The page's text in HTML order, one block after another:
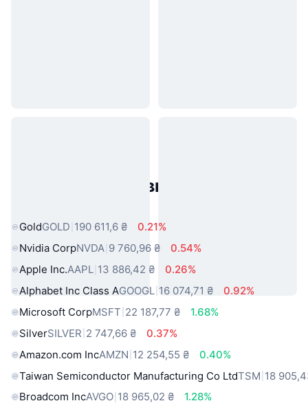
Популярні активи реального
GoldGOLD 190 611,6 ₴
0.21%
Nvidia CorpNVDA 9 760,96 ₴
0.54%
Apple Inc.AAPL 13 886,42 ₴
0.26%
Alphabet Inc Class AGOOGL 16 074,71 ₴
0.92%
Microsoft CorpMSFT 22 187,77 ₴
1.68%
SilverSILVER 2 747,66 ₴
0.37%
Amazon.com IncAMZN 12 254,55 ₴
0.40%
Taiwan Semiconductor Manufacturing Co LtdTSM 18
Broadcom IncAVGO 18 965,02 ₴
1.28%